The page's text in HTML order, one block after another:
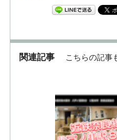
関連記事 こちらの記事